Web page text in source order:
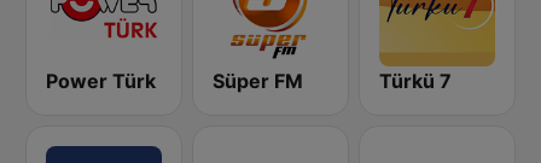
Power Türk Süper FM Türkü 7